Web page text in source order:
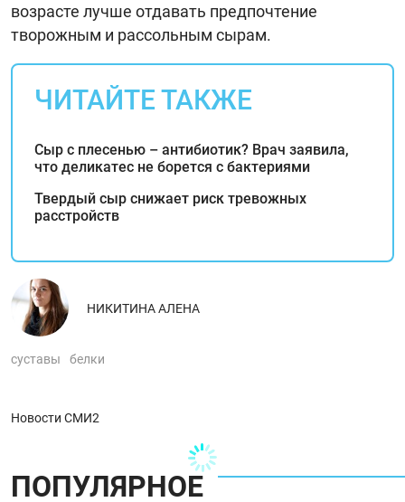
возрасте лучше отдавать предпочтение
творожным и рассольным сырам.
ЧИТАЙТЕ ТАКЖЕ
Сыр с плесенью – антибиотик? Врач заявила,
что деликатес не борется с бактериями
Твердый сыр снижает риск тревожных
расстройств
НИКИТИНА АЛЕНА
суставы белки
Новости СМИ2
ПОПУЛЯРНОЕ